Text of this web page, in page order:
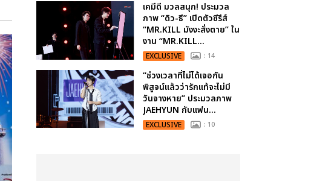
เคมีดี มวลสนุก! ประมวล
ภาพ “ดิว-ธี” เปิดตัวซีรีส์
“MR.KILL มังงะสั่งตาย” ใน
งาน “MR.KILL...
EXCLUSIVE : 14
“ช่วงเวลาที่ไม่ได้เจอกัน
พิสูจน์แล้วว่ารักแท้จะไม่มี
วันจางหาย” ประมวลภาพ
JAEHYUN กับแฟน...
EXCLUSIVE : 10